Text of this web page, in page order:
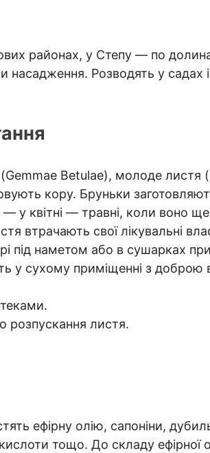
районах, у Степу — по
насадження. Розводять у садах
Betulae), молоде листя
кору. Бруньки
— у квітні — травні, коли воно
втрачають свої лікувальні
під наметом або в сушарках
у сухому приміщенні з доброю
розпускання листя.
ефірну олію, сапоніни,
тощо. До складу ефірної